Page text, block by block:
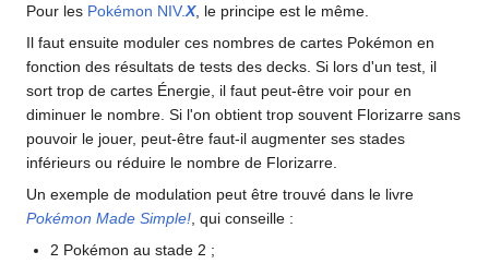
Pour les Pokémon NIV.X, le principe est le même.
Il faut ensuite moduler ces nombres de cartes Pokémon en
fonction des résultats de tests des decks. Si lors d'un test, il
sort trop de cartes Énergie, il faut peut-être voir pour en
diminuer le nombre. Si l'on obtient trop souvent Florizarre sans
pouvoir le jouer, peut-être faut-il augmenter ses stades
inférieurs ou réduire le nombre de Florizarre.
Un exemple de modulation peut être trouvé dans le livre
Pokémon Made Simple! , qui conseille :
2 Pokémon au stade 2 ;